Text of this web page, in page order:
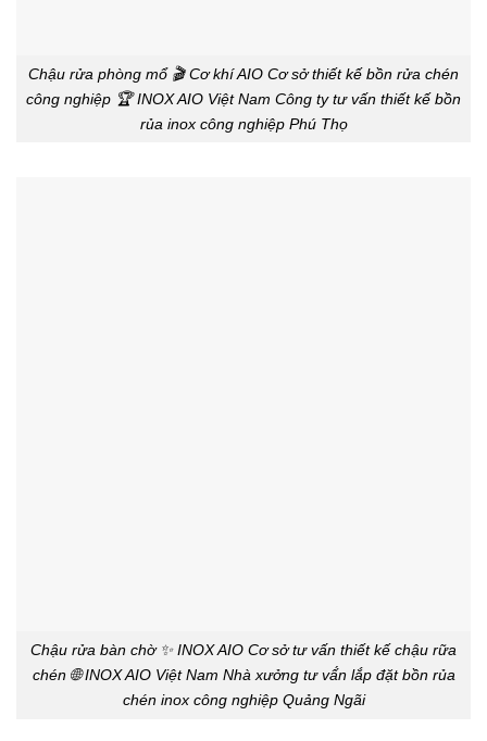
Chậu rửa phòng mổ 🎬 Cơ khí AIO Cơ sở thiết kế bồn rửa chén
công nghiệp 🏆 INOX AIO Việt Nam Công ty tư vấn thiết kế bồn
rủa inox công nghiệp Phú Thọ
Chậu rửa bàn chờ ✨ INOX AIO Cơ sở tư vấn thiết kế chậu rữa
chén 🌐 INOX AIO Việt Nam Nhà xưởng tư vấ́n lắp đặt bồn rủa
chén inox công nghiệp Quảng Ngãi